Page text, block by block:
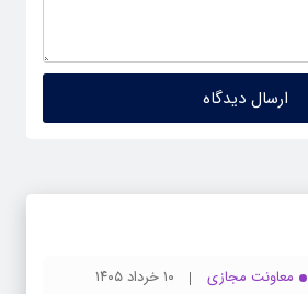
معاونت مجازی
۱۰ خرداد ۱۴۰۵